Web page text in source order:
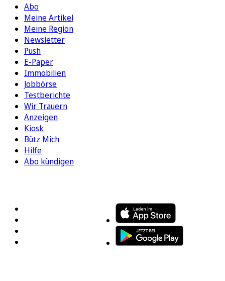
Abo
Meine Artikel
Meine Region
Newsletter
Push
E-Paper
Immobilien
Jobbörse
Testberichte
Wir Trauern
Anzeigen
Kiosk
Bütz Mich
Hilfe
Abo kündigen